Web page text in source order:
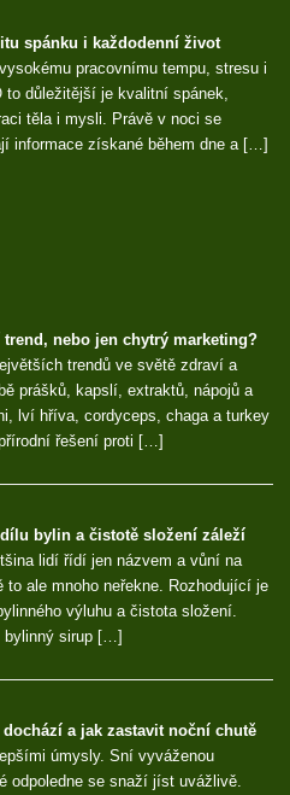
spánku i každodenní život
pracovnímu tempu, stresu i
důležitější je kvalitní spánek,
těla i mysli. Právě v noci se
informace získané během dne a […]
nebo jen chytrý marketing?
trendů ve světě zdraví a
prášků, kapslí, extraktů, nápojů a
lví hříva, cordyceps, chaga a turkey
řešení proti […]
bylin a čistotě složení záleží
lidí řídí jen názvem a vůní na
ale mnoho neřekne. Rozhodující je
výluhu a čistota složení.
bylinný sirup […]
a jak zastavit noční chutě
úmysly. Sní vyváženou
odpoledne se snaží jíst uvážlivě.